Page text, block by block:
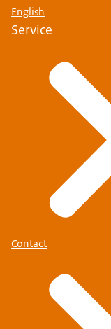
English
Service
Contact